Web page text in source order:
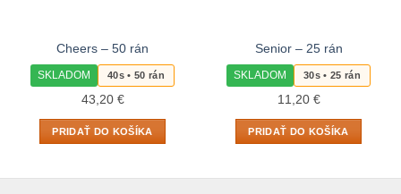
Cheers – 50 rán
SKLADOM 40s • 50 rán
43,20 €
PRIDAŤ DO KOŠÍKA
Senior – 25 rán
SKLADOM 30s • 25 rán
11,20 €
PRIDAŤ DO KOŠÍKA